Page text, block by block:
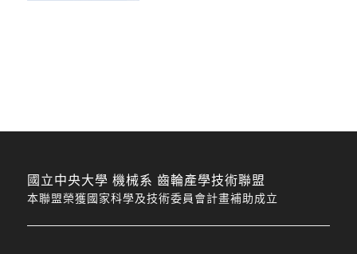
國立中央大學 機械系 齒輪產學技術聯盟
本聯盟榮獲國家科學及技術委員會計畫補助成立